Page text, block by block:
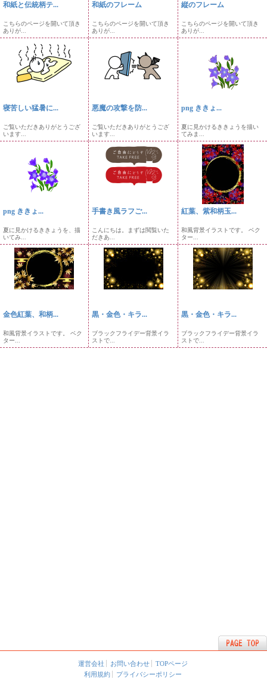
和紙と伝統柄テ...
こちらのページを開いて頂き
ありが...
和紙のフレーム
こちらのページを開いて頂き
ありが...
縦のフレーム
こちらのページを開いて頂き
ありが...
寝苦しい猛暑に...
ご覧いただきありがとうござ
います...
悪魔の攻撃を防...
ご覧いただきありがとうござ
います...
png ききょ...
夏に見かけるききょうを描い
てみま...
png ききょ...
夏に見かけるききょうを、描
いてみ...
手書き風ラフご...
こんにちは。まずは閲覧いた
だきあ...
紅葉、紫和柄玉...
和風背景イラストです。 ベク
ター...
金色紅葉、和柄...
和風背景イラストです。 ベク
ター...
黒・金色・キラ...
ブラックフライデー背景イラ
ストで...
黒・金色・キラ...
ブラックフライデー背景イラ
ストで...
運営会社 お問い合わせ
TOPページ
利用規約
プライバシーポリシー